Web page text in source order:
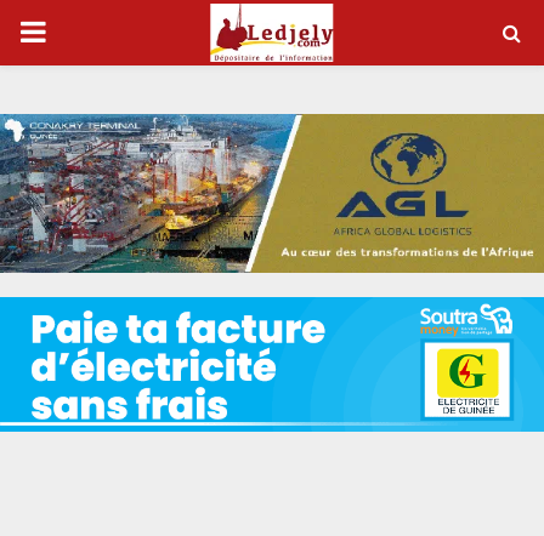
P
I
M
A
R
Y